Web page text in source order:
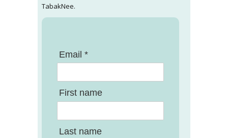
TabakNee.
Email *
First name
Last name